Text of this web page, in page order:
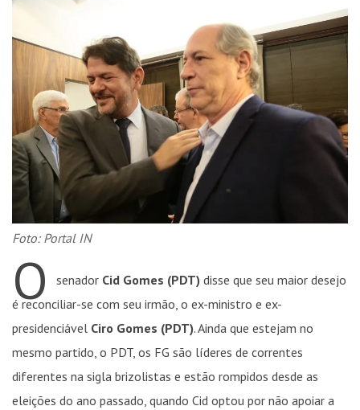
Foto: Portal IN
O senador Cid Gomes (PDT) disse que seu maior desejo
é reconciliar-se com seu irmão, o ex-ministro e ex-
presidenciável Ciro Gomes (PDT). Ainda que estejam no
mesmo partido, o PDT, os FG são líderes de correntes
diferentes na sigla brizolistas e estão rompidos desde as
eleições do ano passado, quando Cid optou por não apoiar a